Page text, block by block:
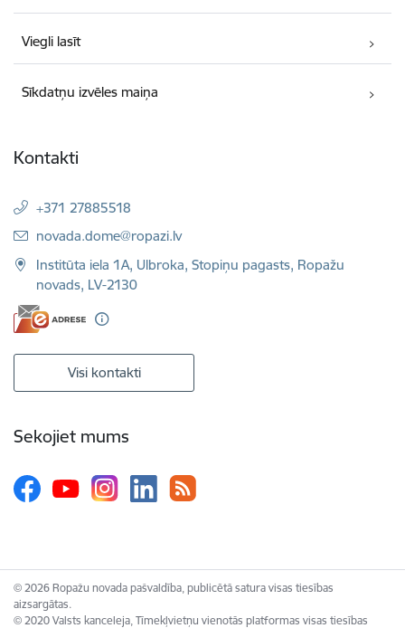
Viegli lasīt
Sīkdatņu izvēles maiņa
Kontakti
+371 27885518
E-pasts:
novada.dome@ropazi.lv
Institūta iela 1A, Ulbroka, Stopiņu pagasts, Ropažu
novads, LV-2130
Visi kontakti
Sekojiet mums
© 2026 Ropažu novada pašvaldība, publicētā satura visas tiesības
aizsargātas.
© 2020 Valsts kanceleja, Tīmekļvietņu vienotās platformas visas tiesības